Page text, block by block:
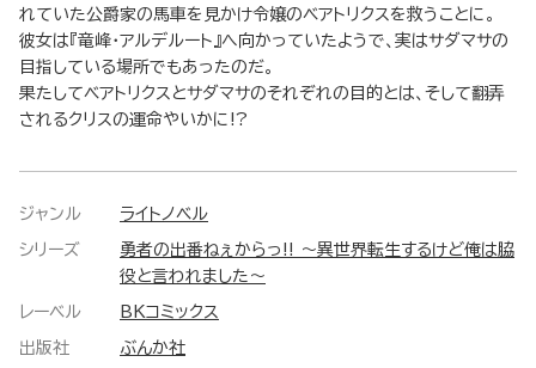
れていた公爵家の馬車を見かけ令嬢のベアトリクスを救うことに。
彼女は『竜峰・アルデルート』へ向かっていたようで、実はサダマサの
目指している場所でもあったのだ。
果たしてベアトリクスとサダマサのそれぞれの目的とは、そして翻弄
されるクリスの運命やいかに!?
ジャンル ライトノベル
シリーズ
勇者の出番ねぇからっ!! ～異世界転生するけど俺は脇
役と言われました～
レーベル BKコミックス
出版社 ぶんか社